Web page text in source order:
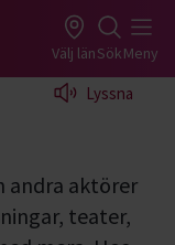
Välj länSökMeny
Lyssna
andra aktörer
teater,